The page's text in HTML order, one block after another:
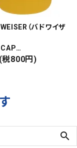
（バドワイザ
USA
税800円)
search